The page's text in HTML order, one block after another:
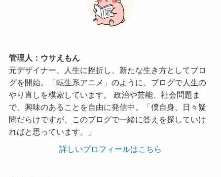
管理人：ウサえもん
元デザイナー、人生に挫折し、新たな生き方としてブロ
グを開始。「転生系アニメ」のように、ブログで人生の
やり直しを模索しています。 政治や芸能、社会問題ま
で、興味のあることを自由に発信中。「僕自身、日々疑
問だらけですが、このブログで一緒に答えを探していけ
ればと思っています。」
詳しいプロフィールはこちら